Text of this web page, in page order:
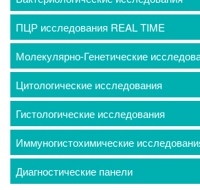
ПЦР исследования REAL TIME
Молекулярно-Генетические
Цитологические исследования
Гистологические исследования
Иммуногистохимические
Диагностические панели